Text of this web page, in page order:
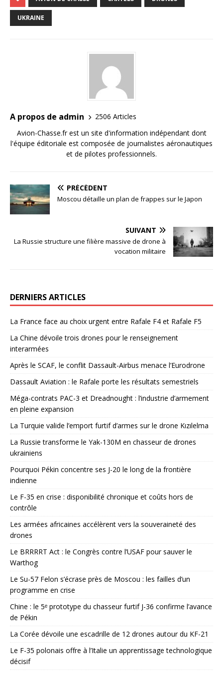
UKRAINE
A propos de admin
2506 Articles
Avion-Chasse.fr est un site d'information indépendant dont
l'équipe éditoriale est composée de journalistes aéronautiques
et de pilotes professionnels.
PRÉCÉDENT
Moscou détaille un plan de frappes sur le Japon
SUIVANT
La Russie structure une filière massive de drone à
vocation militaire
DERNIERS ARTICLES
La France face au choix urgent entre Rafale F4 et Rafale F5
La Chine dévoile trois drones pour le renseignement
interarmées
Après le SCAF, le conflit Dassault-Airbus menace l’Eurodrone
Dassault Aviation : le Rafale porte les résultats semestriels
Méga-contrats PAC-3 et Dreadnought : l’industrie d’armement
en pleine expansion
La Turquie valide l’emport furtif d’armes sur le drone Kızılelma
La Russie transforme le Yak-130M en chasseur de drones
ukrainiens
Pourquoi Pékin concentre ses J-20 le long de la frontière
indienne
Le F-35 en crise : disponibilité chronique et coûts hors de
contrôle
Les armées africaines accélèrent vers la souveraineté des
drones
Le BRRRRT Act : le Congrès contre l’USAF pour sauver le
Warthog
Le Su-57 Felon s’écrase près de Moscou : les failles d’un
programme en crise
Chine : le 5ᵉ prototype du chasseur furtif J-36 confirme l’avance
de Pékin
La Corée dévoile une escadrille de 12 drones autour du KF-21
Le F-35 polonais offre à l’Italie un apprentissage technologique
décisif